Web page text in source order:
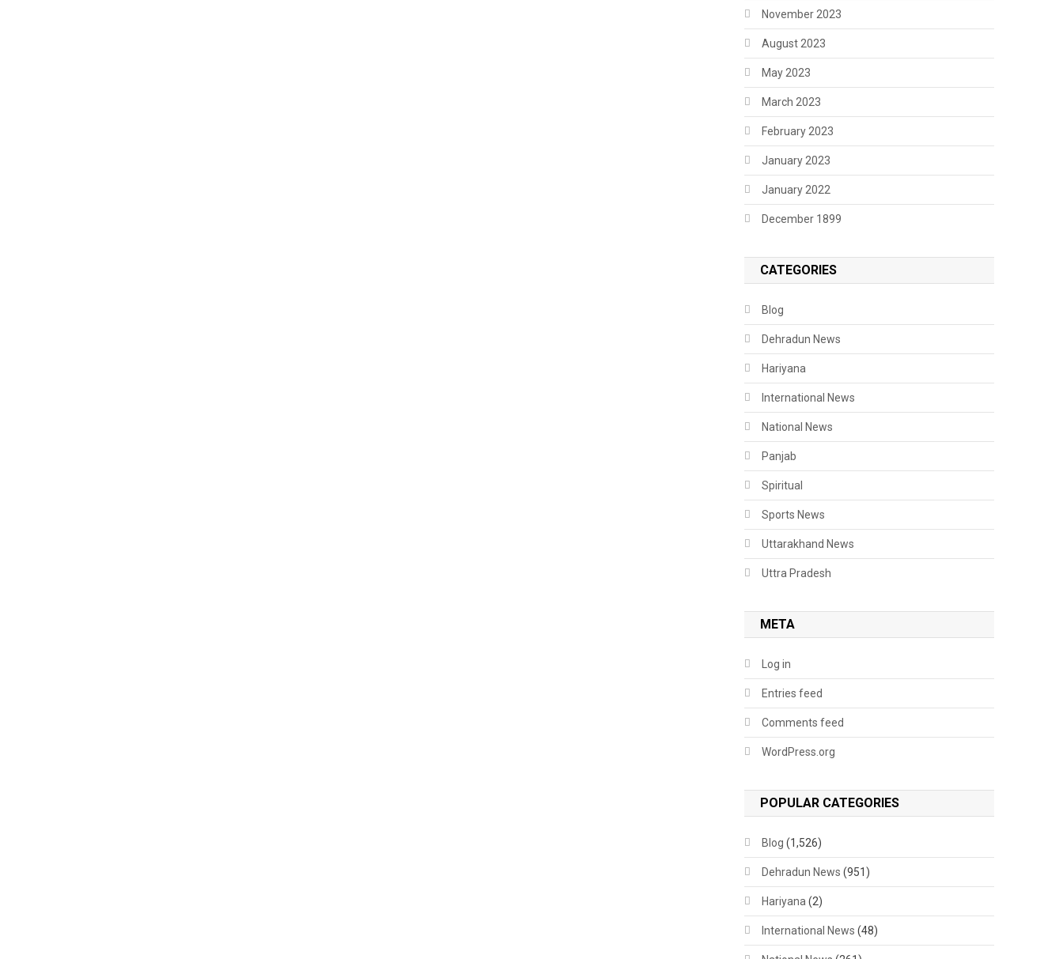
November 2023
August 2023
May 2023
March 2023
February 2023
January 2023
January 2022
December 1899
CATEGORIES
Blog
Dehradun News
Hariyana
International News
National News
Panjab
Spiritual
Sports News
Uttarakhand News
Uttra Pradesh
META
Log in
Entries feed
Comments feed
WordPress.org
POPULAR CATEGORIES
Blog (1,526)
Dehradun News (951)
Hariyana (2)
International News (48)